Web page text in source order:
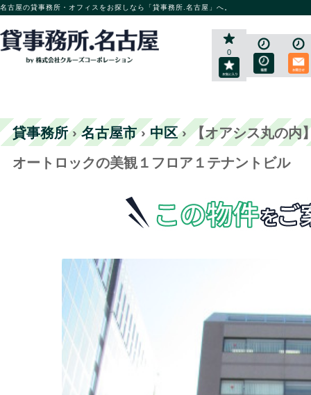
名古屋の貸事務所・オフィスをお探しなら「貸事務所.名古屋」へ。
0
貸事務所›名古屋市›中区›【オアシス丸の内
オートロックの美観１フロア１テナントビル